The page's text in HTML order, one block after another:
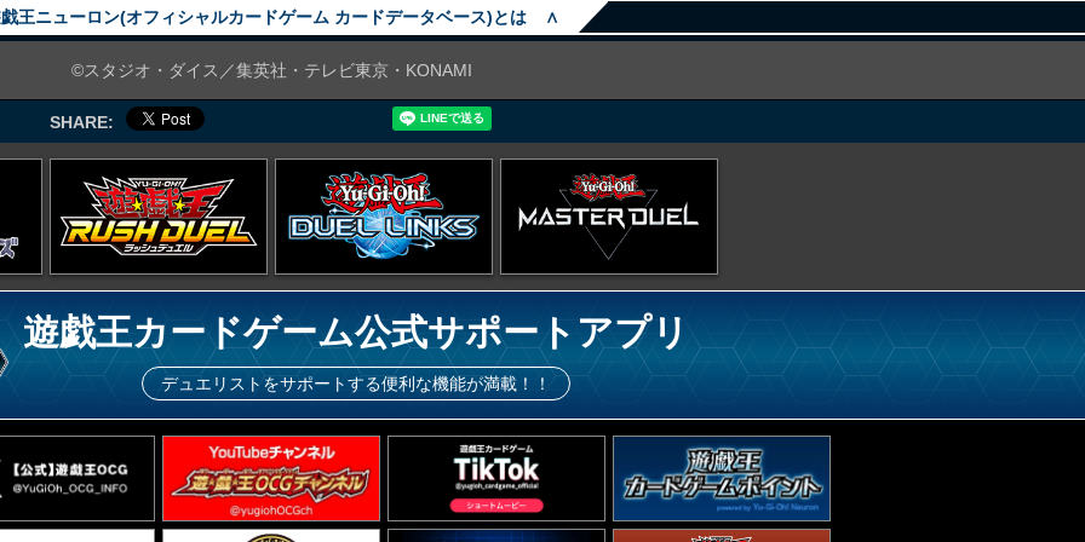
王ニューロン(オフィシャルカードゲーム カードデータベース)とは ∧
©スタジオ・ダイス／集英社・テレビ東京・KONAMI
SHARE:
遊戯王カードゲーム公式サポートアプリ
デュエリストをサポートする便利な機能が満載！！